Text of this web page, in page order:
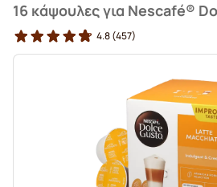
16 κάψουλες για Nescafé®
4.8(457)